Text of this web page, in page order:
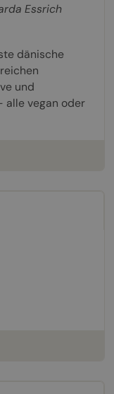
Essrich
dänische
und
alle vegan oder